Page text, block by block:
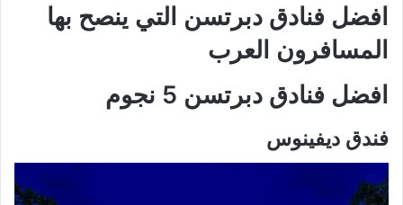
افضل فنادق دبرتسن التي ينصح بها
المسافرون العرب
افضل فنادق دبرتسن
فندق ديفينوس